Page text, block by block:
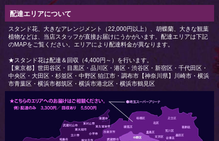
配達エリアについて
スタンド花、大きなアレンジメント（22,000円以上）、胡蝶蘭、大きな観葉
植物などは、当店スタッフが直接お届けにうかがいます。配達エリアは下記
のMAPをご覧ください。エリアにより配達料金が異なります。
★スタンド花は配達＆回収（4,400円～）を行います。
【東京都】世田谷区・目黒区・品川区・港区・渋谷区・新宿区・千代田区・
中央区・大田区・杉並区・中野区 狛江市・調布市【神奈川県】川崎市・横浜
市青葉区・横浜市都筑区・横浜市港北区・横浜市鶴見区